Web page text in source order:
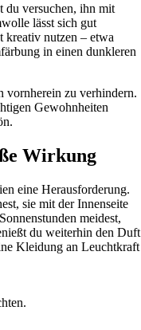
du versuchen, ihn mit
lässt sich gut
kreativ nutzen – etwa
in einen dunkleren
vornherein zu verhindern.
Gewohnheiten
Wirkung
eine Herausforderung.
sie mit der Innenseite
meidest,
du weiterhin den Duft
Kleidung an Leuchtkraft